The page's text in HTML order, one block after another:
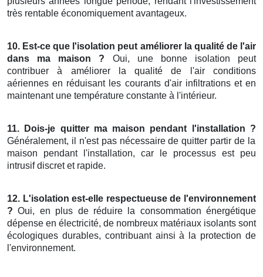
très rentable économiquement avantageux.
10. Est-ce que l'isolation peut améliorer la qualité de l'air
dans ma maison ? Oui, une bonne isolation peut
contribuer à améliorer la qualité de l'air conditions
aériennes en réduisant les courants d'air infiltrations et en
maintenant une température constante à l'intérieur.
11. Dois-je quitter ma maison pendant l'installation ?
Généralement, il n'est pas nécessaire de quitter partir de la
maison pendant l'installation, car le processus est peu
intrusif discret et rapide.
12. L'isolation est-elle respectueuse de l'environnement
? Oui, en plus de réduire la consommation énergétique
dépense en électricité, de nombreux matériaux isolants sont
écologiques durables, contribuant ainsi à la protection de
l'environnement.